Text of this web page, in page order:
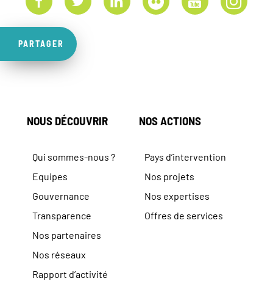
PARTAGER
NOUS DÉCOUVRIR
Qui sommes-nous ?
Equipes
Gouvernance
Transparence
Nos partenaires
Nos réseaux
Rapport d’activité
NOS ACTIONS
Pays d’intervention
Nos projets
Nos expertises
Offres de services